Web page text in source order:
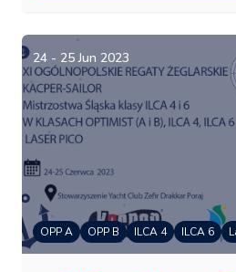
24 - 25 Jun 2023
OPP A OPP B ILCA 4 ILCA 6